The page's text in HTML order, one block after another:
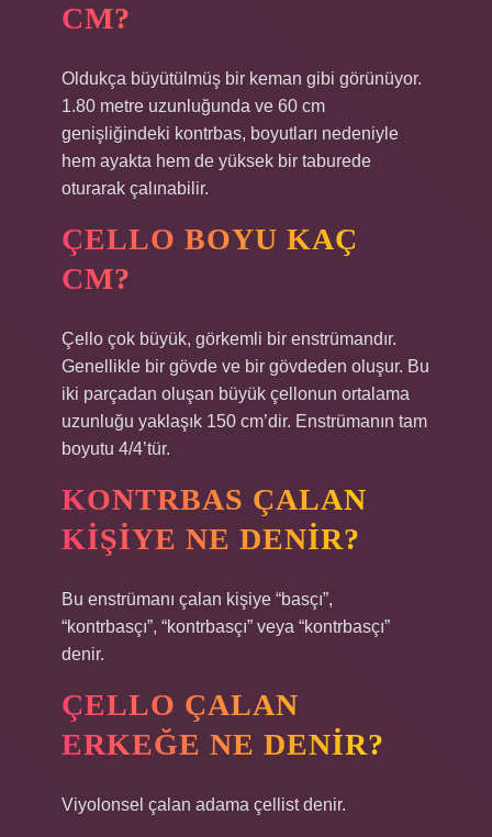
CM?
Oldukça büyütülmüş bir keman gibi görünüyor.
1.80 metre uzunluğunda ve 60 cm
genişliğindeki kontrbas, boyutları nedeniyle
hem ayakta hem de yüksek bir taburede
oturarak çalınabilir.
ÇELLO BOYU KAÇ
CM?
Çello çok büyük, görkemli bir enstrümandır.
Genellikle bir gövde ve bir gövdeden oluşur. Bu
iki parçadan oluşan büyük çellonun ortalama
uzunluğu yaklaşık 150 cm’dir. Enstrümanın tam
boyutu 4/4’tür.
KONTRBAS ÇALAN
KIŞIYE NE DENIR?
Bu enstrümanı çalan kişiye “basçı”,
“kontrbasçı”, “kontrbasçı” veya “kontrbasçı”
denir.
ÇELLO ÇALAN
ERKEĞE NE DENIR?
Viyolonsel çalan adama çellist denir.